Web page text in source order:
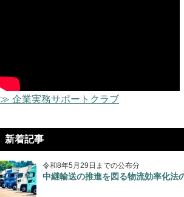
≫ 企業実務サポートクラブ
新着記事
令和8年5月29日までの公布分
中継輸送の推進を図る物流効率化法